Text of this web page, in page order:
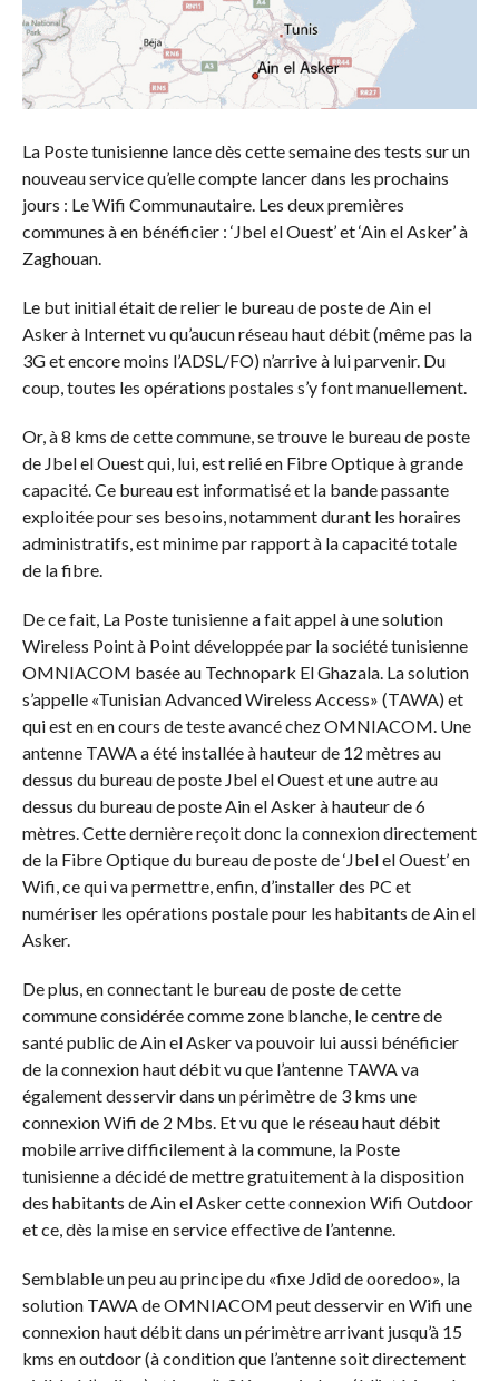
La Poste tunisienne lance dès cette semaine des tests sur un
nouveau service qu’elle compte lancer dans les prochains
jours : Le Wifi Communautaire. Les deux premières
communes à en bénéficier : ‘Jbel el Ouest’ et ‘Ain el Asker’ à
Zaghouan.
Le but initial était de relier le bureau de poste de Ain el
Asker à Internet vu qu’aucun réseau haut débit (même pas la
3G et encore moins l’ADSL/FO) n’arrive à lui parvenir. Du
coup, toutes les opérations postales s’y font manuellement.
Or, à 8 kms de cette commune, se trouve le bureau de poste
de Jbel el Ouest qui, lui, est relié en Fibre Optique à grande
capacité. Ce bureau est informatisé et la bande passante
exploitée pour ses besoins, notamment durant les horaires
administratifs, est minime par rapport à la capacité totale
de la fibre.
De ce fait, La Poste tunisienne a fait appel à une solution
Wireless Point à Point développée par la société tunisienne
OMNIACOM basée au Technopark El Ghazala. La solution
s’appelle «Tunisian Advanced Wireless Access» (TAWA) et
qui est en en cours de teste avancé chez OMNIACOM. Une
antenne TAWA a été installée à hauteur de 12 mètres au
dessus du bureau de poste Jbel el Ouest et une autre au
dessus du bureau de poste Ain el Asker à hauteur de 6
mètres. Cette dernière reçoit donc la connexion directement
de la Fibre Optique du bureau de poste de ‘Jbel el Ouest’ en
Wifi, ce qui va permettre, enfin, d’installer des PC et
numériser les opérations postale pour les habitants de Ain el
Asker.
De plus, en connectant le bureau de poste de cette
commune considérée comme zone blanche, le centre de
santé public de Ain el Asker va pouvoir lui aussi bénéficier
de la connexion haut débit vu que l’antenne TAWA va
également desservir dans un périmètre de 3 kms une
connexion Wifi de 2 Mbs. Et vu que le réseau haut débit
mobile arrive difficilement à la commune, la Poste
tunisienne a décidé de mettre gratuitement à la disposition
des habitants de Ain el Asker cette connexion Wifi Outdoor
et ce, dès la mise en service effective de l’antenne.
Semblable un peu au principe du «fixe Jdid de ooredoo», la
solution TAWA de OMNIACOM peut desservir en Wifi une
connexion haut débit dans un périmètre arrivant jusqu’à 15
kms en outdoor (à condition que l’antenne soit directement